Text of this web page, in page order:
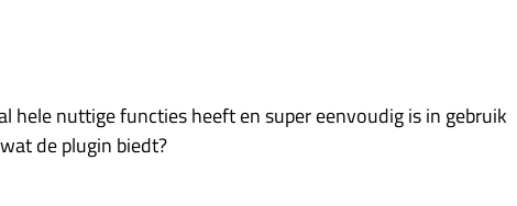
hele nuttige functies heeft en super eenvoudig is in gebruik
de plugin biedt?